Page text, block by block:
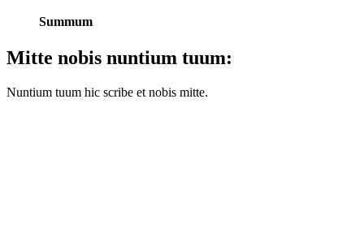
Summum
Mitte nobis nuntium tuum:
Nuntium tuum hic scribe et nobis mitte.